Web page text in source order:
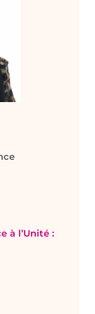
à l’Unité :